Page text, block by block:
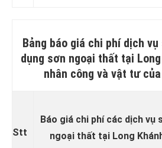
Bảng báo giá chi phí dịch
dụng sơn ngoại thất tại
nhân công và vật tư
Stt
Báo giá chi phí các dịch vụ
ngoại thất tại Long